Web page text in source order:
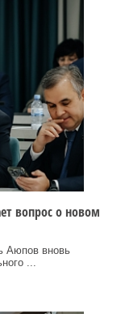
вопрос о новом
Аюпов вновь
...